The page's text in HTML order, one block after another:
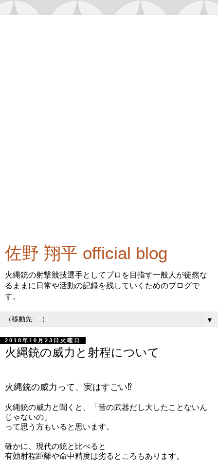
佐野 翔平 official blog
火縄銃の射撃競技選手としてプロを目指す一般人が徒然な
るままに日常や活動の記録を残していくためのブログで
す。
▼
2018年10月23日火曜日
火縄銃の威力と射程について
火縄銃の威力って、実はすごい⁉
火縄銃の威力と聞くと、「昔の武器だし大したことないん
じゃないの」
って思う方もいると思います。
確かに、現代の銃と比べると
有効射程距離や命中精度は劣るところもあります。